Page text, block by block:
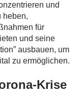
und
heben,
für
und seine
ausbauen, um
zu ermöglichen.
Krise